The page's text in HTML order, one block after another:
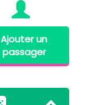
Ajouter un
passager